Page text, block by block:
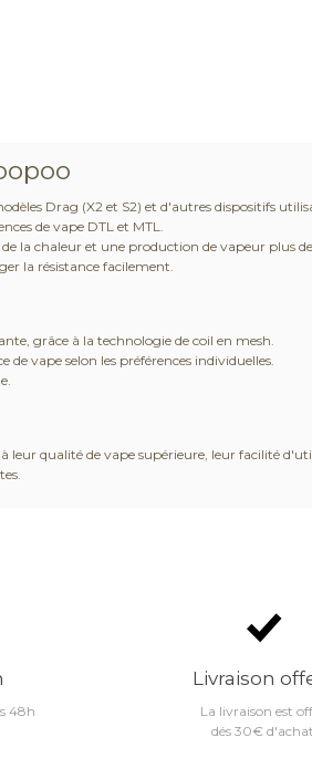
Drag (X2 et S2) et d'autres dispositifs
de vape DTL et MTL.
la chaleur et une production de vapeur plus
la résistance facilement.
grâce à la technologie de coil en mesh.
vape selon les préférences individuelles.
leur qualité de vape supérieure, leur facilité
48h
Livraison
La livraison est
dés 30€